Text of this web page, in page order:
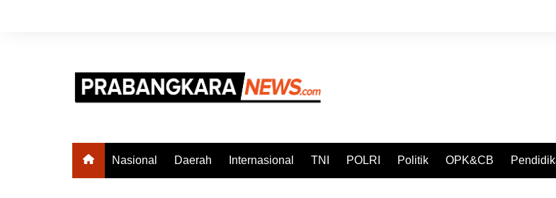
Nasional Daerah Internasional TNI POLRI Politik OPK&CB